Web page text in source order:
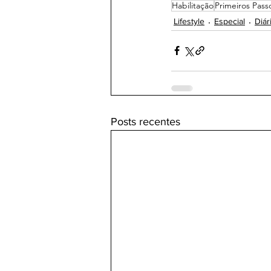
HabilitaçãoPrimeiros
Lifestyle Especial
Posts recentes